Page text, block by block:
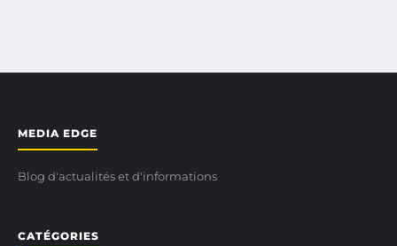
MEDIA EDGE
Blog d'actualités et d'informations
CATÉGORIES